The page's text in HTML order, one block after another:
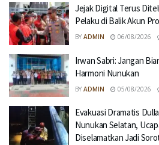
Jejak Digital Terus
Pelaku di Balik Akun
BY ADMIN 06/08/2026
Irwan Sabri: Jangan
Harmoni Nunukan
BY ADMIN 05/08/2026
Evakuasi Dramatis
Nunukan Selatan,
Diselamatkan Jadi